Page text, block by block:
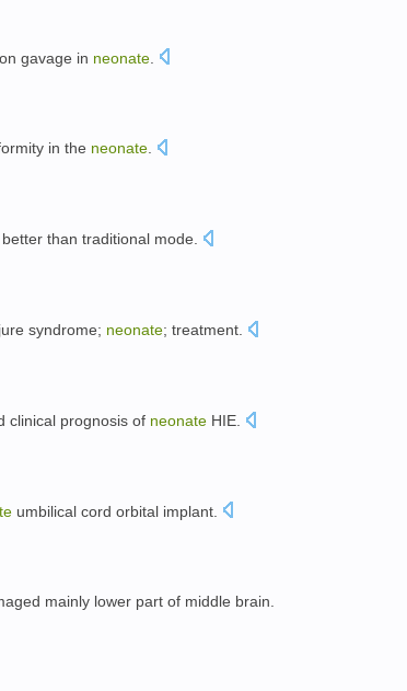
on gavage in neonate
in the neonate.
better than traditional mode
syndrome; neonate; treatment
clinical prognosis of neonate HIE
umbilical cord orbital implant
mainly lower part of middle brain.